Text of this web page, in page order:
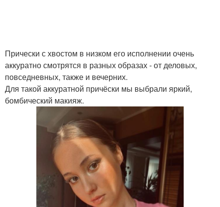
Прически с хвостом в низком его исполнении очень
аккуратно смотрятся в разных образах - от деловых,
повседневных, также и вечерних.
Для такой аккуратной причёски мы выбрали яркий,
бомбический макияж.